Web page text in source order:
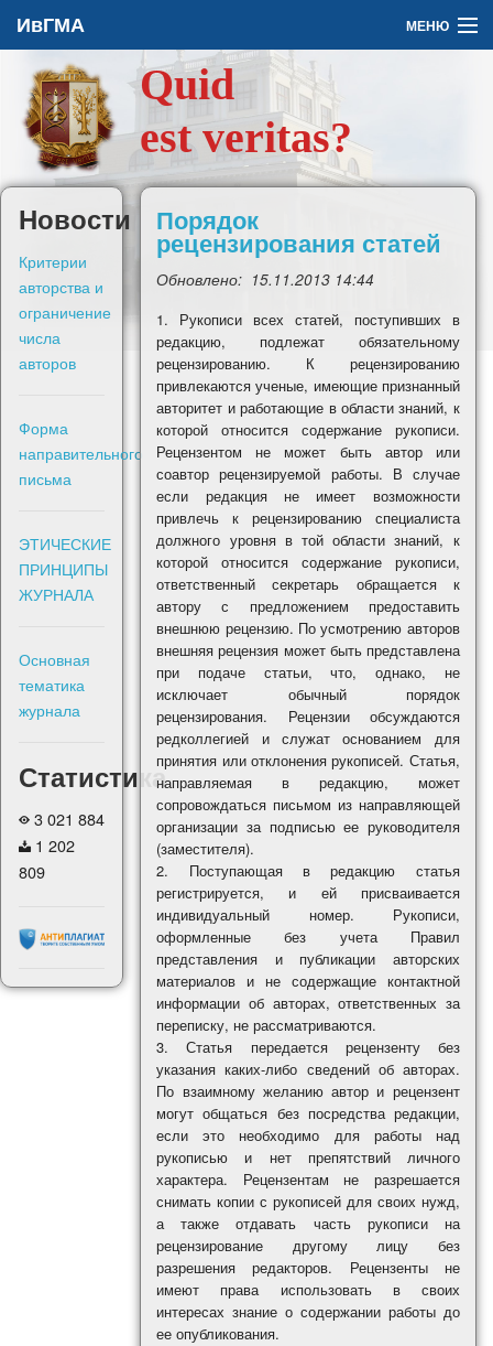
ИвГМА МЕНЮ
Архив
О журнале
Задать вопрос
Правила для авторов
Войти
Quid
est veritas?
Новости
Критерии
авторства и
ограничение
числа
авторов
Форма
направительного
письма
ЭТИЧЕСКИЕ
ПРИНЦИПЫ
ЖУРНАЛА
Основная
тематика
журнала
Статистика
3 021 884
1 202
809
Порядок
рецензирования статей
Обновлено: 15.11.2013 14:44
Рукописи всех статей, поступивших в
редакцию, подлежат обязательному
рецензированию. К рецензированию
привлекаются ученые, имеющие признанный
авторитет и работающие в области знаний, к
которой относится содержание рукописи.
Рецензентом не может быть автор или
соавтор рецензируемой работы. В случае
если редакция не имеет возможности
привлечь к рецензированию специалиста
должного уровня в той области знаний, к
которой относится содержание рукописи,
ответственный секретарь обращается к
автору с предложением предоставить
внешнюю рецензию. По усмотрению авторов
внешняя рецензия может быть представлена
при подаче статьи, что, однако, не
исключает обычный порядок
рецензирования. Рецензии обсуждаются
редколлегией и служат основанием для
принятия или отклонения рукописей. Статья,
направляемая в редакцию, может
сопровождаться письмом из направляющей
организации за подписью ее руководителя
(заместителя).
Поступающая в редакцию статья
регистрируется, и ей присваивается
индивидуальный номер. Рукописи,
оформленные без учета Правил
представления и публикации авторских
материалов и не содержащие контактной
информации об авторах, ответственных за
переписку, не рассматриваются.
Статья передается рецензенту без
указания каких-либо сведений об авторах.
По взаимному желанию автор и рецензент
могут общаться без посредства редакции,
если это необходимо для работы над
рукописью и нет препятствий личного
характера. Рецензентам не разрешается
снимать копии с рукописей для своих нужд,
а также отдавать часть рукописи на
рецензирование другому лицу без
разрешения редакторов. Рецензенты не
имеют права использовать в своих
интересах знание о содержании работы до
ее опубликования.